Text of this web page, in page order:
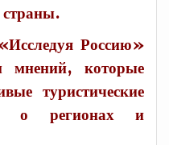
Россию»
мнений, которые
туристические
о регионах и